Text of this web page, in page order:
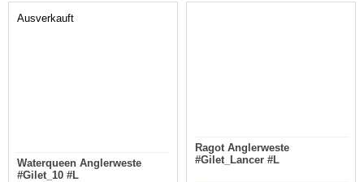
Ausverkauft
Waterqueen Anglerweste
#Gilet_10 #L
Ragot Anglerweste
#Gilet_Lancer #L